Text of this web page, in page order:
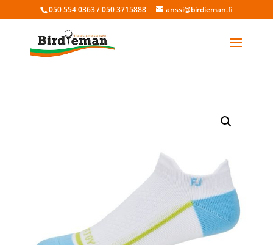
050 554 0363 / 050 3715888 anssi@birdieman.fi